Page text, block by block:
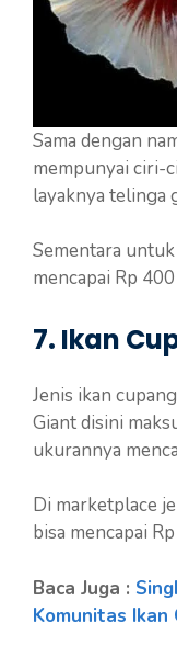
Sama dengan
mempunyai ciri-
layaknya telinga
Sementara
mencapai Rp
7. Ikan
Jenis ikan
Giant disini
ukurannya
Di marketplace
bisa mencapai
Baca Juga :
Komunitas Ikan